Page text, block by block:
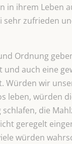
in ihrem Leben
sehr zufrieden
Ordnung
und auch eine
Würden wir
leben, würden
schlafen, die
geregelt
würden